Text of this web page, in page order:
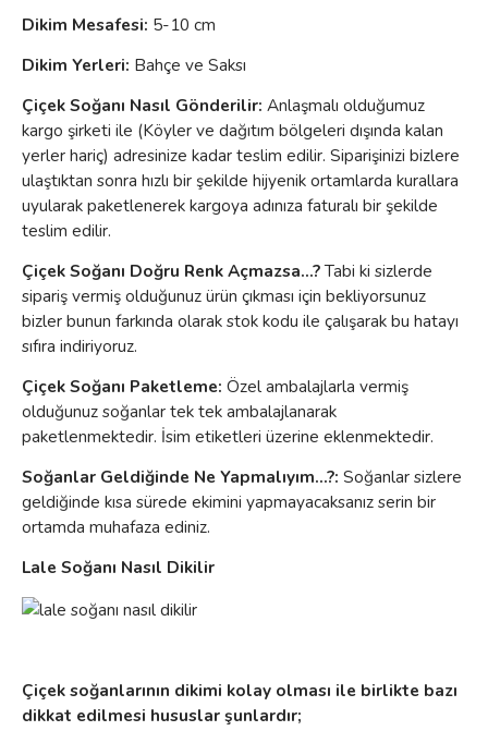
Dikim Mesafesi: 5-10 cm
Dikim Yerleri: Bahçe ve Saksı
Çiçek Soğanı Nasıl Gönderilir: Anlaşmalı olduğumuz
kargo şirketi ile (Köyler ve dağıtım bölgeleri dışında kalan
yerler hariç) adresinize kadar teslim edilir. Siparişinizi bizlere
ulaştıktan sonra hızlı bir şekilde hijyenik ortamlarda kurallara
uyularak paketlenerek kargoya adınıza faturalı bir şekilde
teslim edilir.
Çiçek Soğanı Doğru Renk Açmazsa...?Tabi ki sizlerde
sipariş vermiş olduğunuz ürün çıkması için bekliyorsunuz
bizler bunun farkında olarak stok kodu ile çalışarak bu hatayı
sıfıra indiriyoruz.
Çiçek Soğanı Paketleme: Özel ambalajlarla vermiş
olduğunuz soğanlar tek tek ambalajlanarak
paketlenmektedir. İsim etiketleri üzerine eklenmektedir.
Soğanlar Geldiğinde Ne Yapmalıyım...?: Soğanlar sizlere
geldiğinde kısa sürede ekimini yapmayacaksanız serin bir
ortamda muhafaza ediniz.
Lale Soğanı Nasıl Dikilir
Çiçek soğanlarının dikimi kolay olması ile birlikte bazı
dikkat edilmesi hususlar şunlardır;